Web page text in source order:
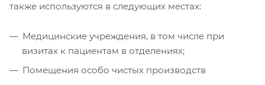
также используются в следующих местах:
Медицинские учреждения, в том числе при
визитах к пациентам в отделениях;
Помещения особо чистых производств